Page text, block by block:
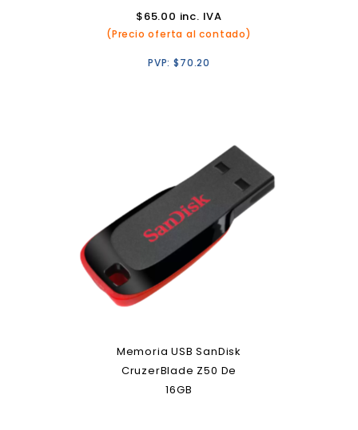
$65.00 inc. IVA
(Precio oferta al contado)
PVP:$70.20
Memoria USB SanDisk
CruzerBlade Z50 De
16GB